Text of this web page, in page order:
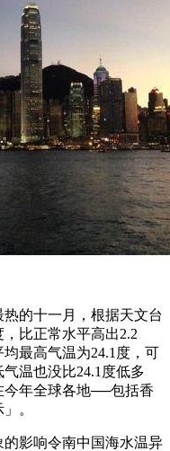
的十一月，根据天文台
比正常水平高出2.2
最高气温为24.1度，可
温也没比24.1度低多
今年全球各地──包括香
。
影响令南中国海水温异